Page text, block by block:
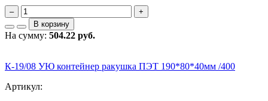
–
+
В корзину
На сумму: 504.22 руб.
К-19/08 УЮ контейнер ракушка ПЭТ 190*80*40мм /400
Артикул: